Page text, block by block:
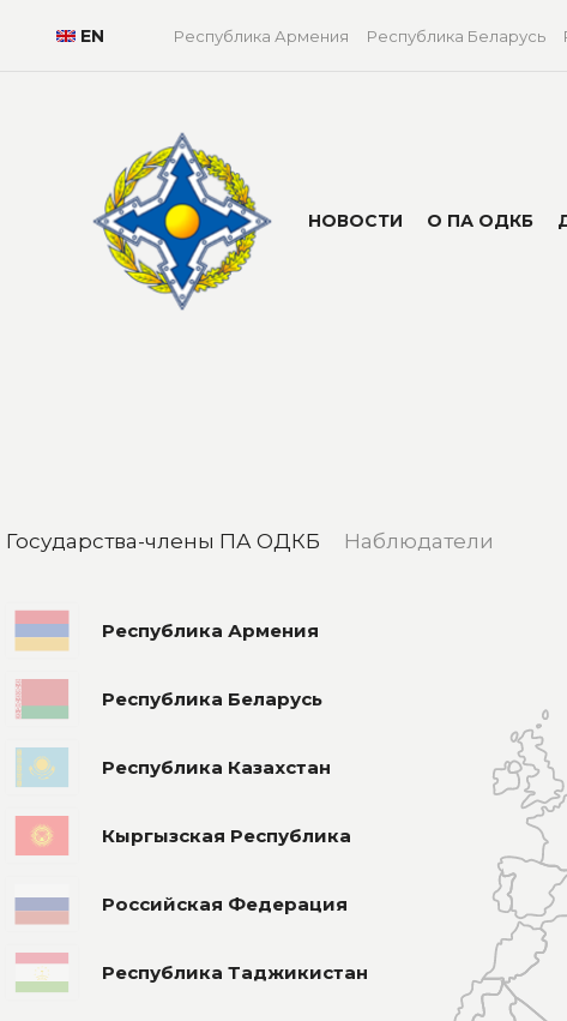
EN Республика Армения Республика Беларусь
НОВОСТИ О ПА ОДКБ
Государства-члены ПА ОДКБ Наблюдатели
Республика Армения
Республика Беларусь
Республика Казахстан
Кыргызская Республика
Российская Федерация
Республика Таджикистан